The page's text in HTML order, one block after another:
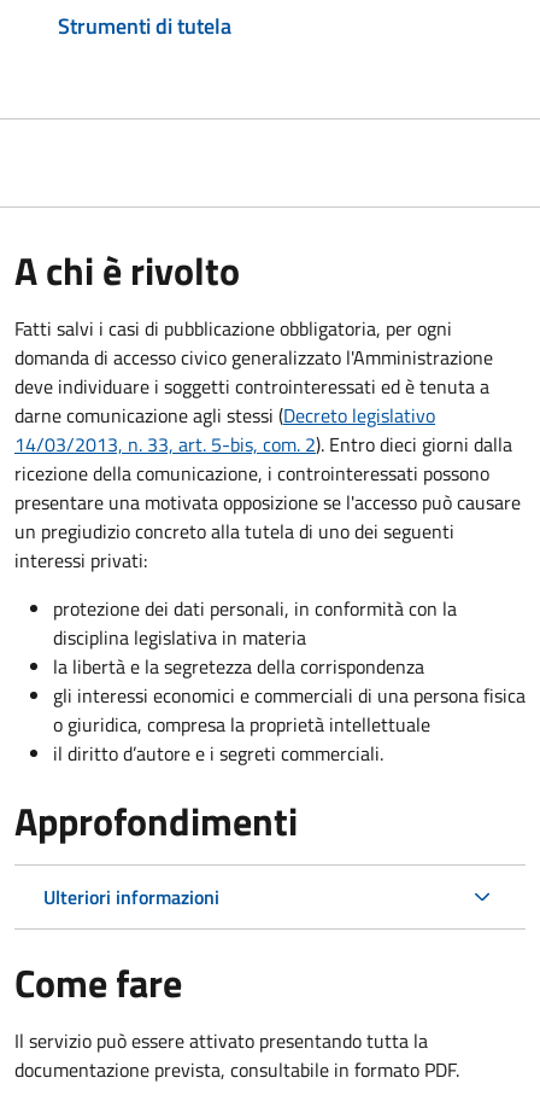
Strumenti di tutela
A chi è rivolto
Fatti salvi i casi di pubblicazione obbligatoria, per ogni
domanda di accesso civico generalizzato l'Amministrazione
deve individuare i soggetti controinteressati ed è tenuta a
darne comunicazione agli stessi (Decreto legislativo
14/03/2013, n. 33, art. 5-bis, com. 2). Entro dieci giorni dalla
ricezione della comunicazione, i controinteressati possono
presentare una motivata opposizione se l'accesso può causare
un pregiudizio concreto alla tutela di uno dei seguenti
interessi privati:
protezione dei dati personali, in conformità con la
disciplina legislativa in materia
la libertà e la segretezza della corrispondenza
gli interessi economici e commerciali di una persona fisica
o giuridica, compresa la proprietà intellettuale
il diritto d’autore e i segreti commerciali.
Approfondimenti
Ulteriori informazioni
Come fare
Il servizio può essere attivato presentando tutta la
documentazione prevista, consultabile in formato PDF.